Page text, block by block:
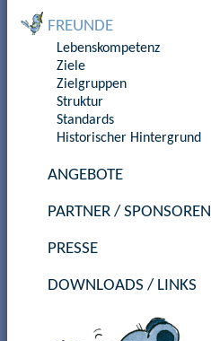
FREUNDE
Lebenskompetenz
Ziele
Zielgruppen
Struktur
Standards
Historischer Hintergrund
ANGEBOTE
PARTNER / SPONSOREN
PRESSE
DOWNLOADS / LINKS